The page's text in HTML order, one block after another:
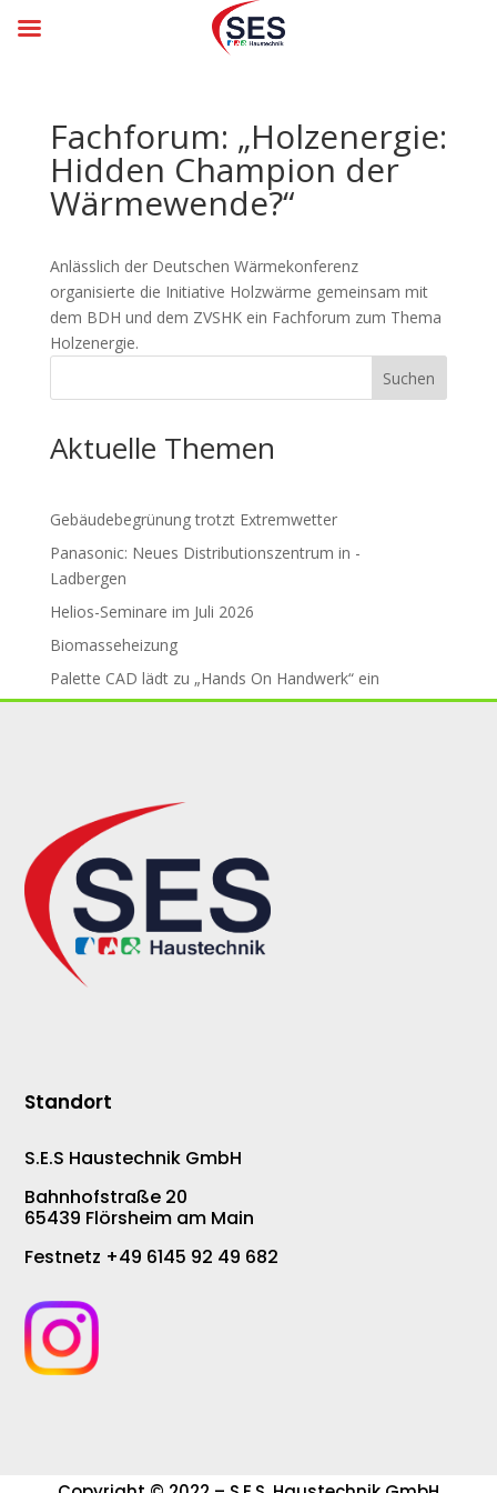
Fachforum: „Holzenergie:
Hidden Champion der
Wärmewende?“
Anlässlich der Deutschen Wärmekonferenz
organisierte die Initiative Holzwärme gemeinsam mit
dem BDH und dem ZVSHK ein Fachforum zum Thema
Holzenergie.
Suchen
Aktuelle Themen
Gebäude­be­grü­nung trotzt Ex­trem­wet­ter
Panasonic: Neues Distributions­zent­rum in ­
Ladbergen
Helios-Seminare im Juli 2026
Biomasseheizung
Palette CAD lädt zu „Hands On Handwerk“ ein
Standort
S.E.S Haustechnik GmbH
Bahnhofstraße 20
65439 Flörsheim am Main
Festnetz +49 6145 92 49 682